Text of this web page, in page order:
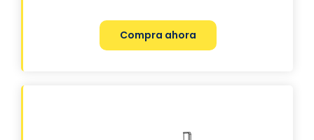
Compra ahora